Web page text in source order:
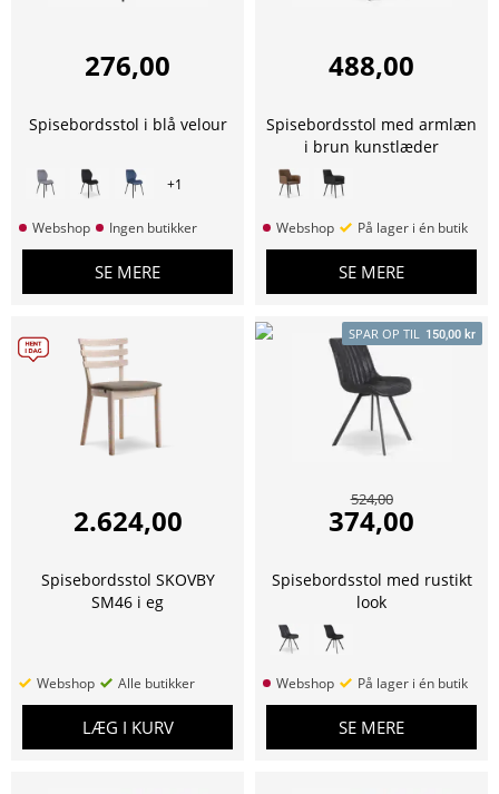
276,00
Spisebordsstol i blå velour
+1
Webshop Ingen butikker
SE MERE
488,00
Spisebordsstol med armlæn
i brun kunstlæder
Webshop På lager i én butik
SE MERE
2.624,00
Spisebordsstol SKOVBY
SM46 i eg
Webshop Alle butikker
LÆG I KURV
SPAR OP TIL 150,00 kr
524,00
374,00
Spisebordsstol med rustikt
look
Webshop På lager i én butik
SE MERE